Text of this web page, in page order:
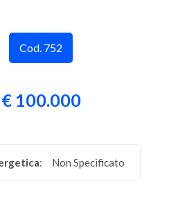
Cod. 752
€ 100.000
: Non Specificato